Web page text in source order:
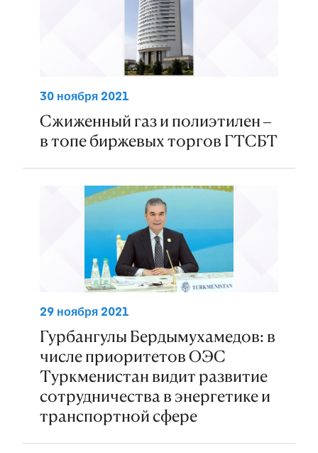
30 ноября 2021
Сжиженный газ и полиэтилен –
в топе биржевых торгов ГТСБТ
29 ноября 2021
Гурбангулы Бердымухамедов: в
числе приоритетов ОЭС
Туркменистан видит развитие
сотрудничества в энергетике и
транспортной сфере